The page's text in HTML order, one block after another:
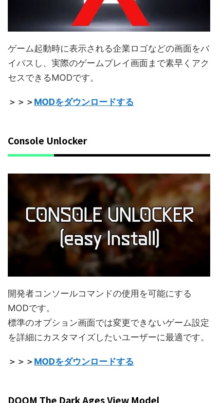
ゲーム起動時に表示される企業ロゴなどの画面をバ
イパスし、実際のゲームプレイ画面まで素早くアク
セスできるMODです。
＞＞＞MODをダウンロードする
Console Unlocker
開発者コンソールコマンドの使用を可能にする
MODです。
標準のオプション画面では変更できないゲーム設定
を詳細にカスタマイズしたいユーザーに最適です。
＞＞＞MODをダウンロードする
DOOM The Dark Ages View Model